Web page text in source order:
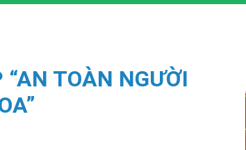
“AN TOÀN NGƯỜI